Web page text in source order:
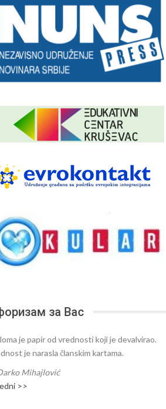
за Вас
je papir od vrednosti koji je devalvirao.
je narasla članskim kartama.
Mihajlović
>>